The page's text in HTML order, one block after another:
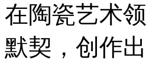
在陶瓷艺术
默契，创作